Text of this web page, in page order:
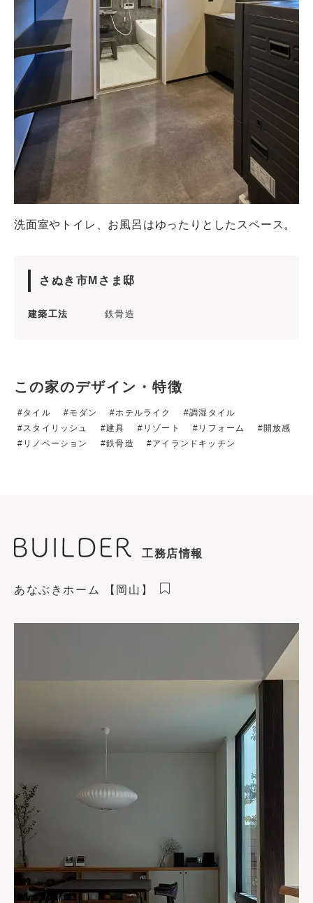
洗面室やトイレ、お風呂はゆったりとしたスペース。
さぬき市Mさま邸
建築工法 鉄骨造
この家のデザイン・特徴
タイル モダン ホテルライク
調湿タイル
スタイリッシュ
建具 リゾート リフォーム
開放感
リノベーション
鉄骨造 アイランドキッチン
工務店情報
あなぶきホーム 【岡山】